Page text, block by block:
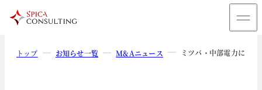
トップ お知らせ一覧 M&Aニュース ミツバ・中部電力によ